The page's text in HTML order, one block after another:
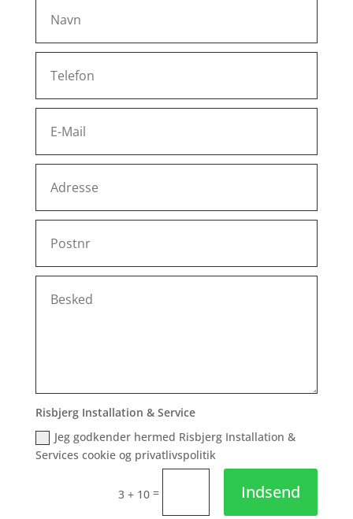
Risbjerg Installation & Service
Jeg godkender hermed Risbjerg Installation &
Services cookie og privatlivspolitik
3 + 10 = Indsend